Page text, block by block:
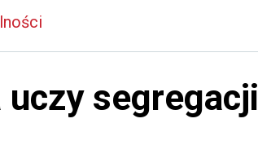
uczy segregacji